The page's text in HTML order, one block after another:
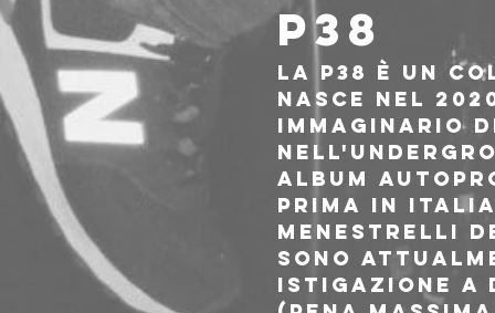
P38
La P38 è un
nasce nel
immaginario
album
prima in
menestrelli
sono
istigazione a